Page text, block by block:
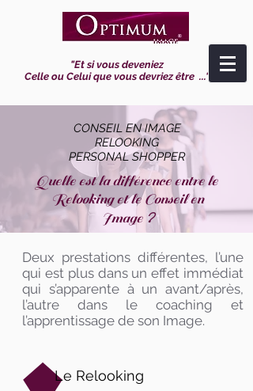
"Et si vous deveniez
Celle ou Celui que vous devriez être ..."
CONSEIL EN IMAGE
RELOOKING
PERSONAL SHOPPER
Quelle est la différence entre le
Relooking et le Conseil en
Image ?
Deux prestations différentes, l’une
qui est plus dans un effet immédiat
qui s’apparente à un avant/après,
l’autre dans le coaching et
l’apprentissage de son Image.
Le Relooking